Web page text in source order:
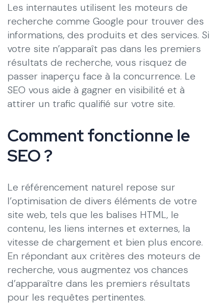
Les internautes utilisent les moteurs de
recherche comme Google pour trouver des
informations, des produits et des services. Si
votre site n’apparaît pas dans les premiers
résultats de recherche, vous risquez de
passer inaperçu face à la concurrence. Le
SEO vous aide à gagner en visibilité et à
attirer un trafic qualifié sur votre site.
Comment fonctionne le
SEO ?
Le référencement naturel repose sur
l’optimisation de divers éléments de votre
site web, tels que les balises HTML, le
contenu, les liens internes et externes, la
vitesse de chargement et bien plus encore.
En répondant aux critères des moteurs de
recherche, vous augmentez vos chances
d’apparaître dans les premiers résultats
pour les requêtes pertinentes.